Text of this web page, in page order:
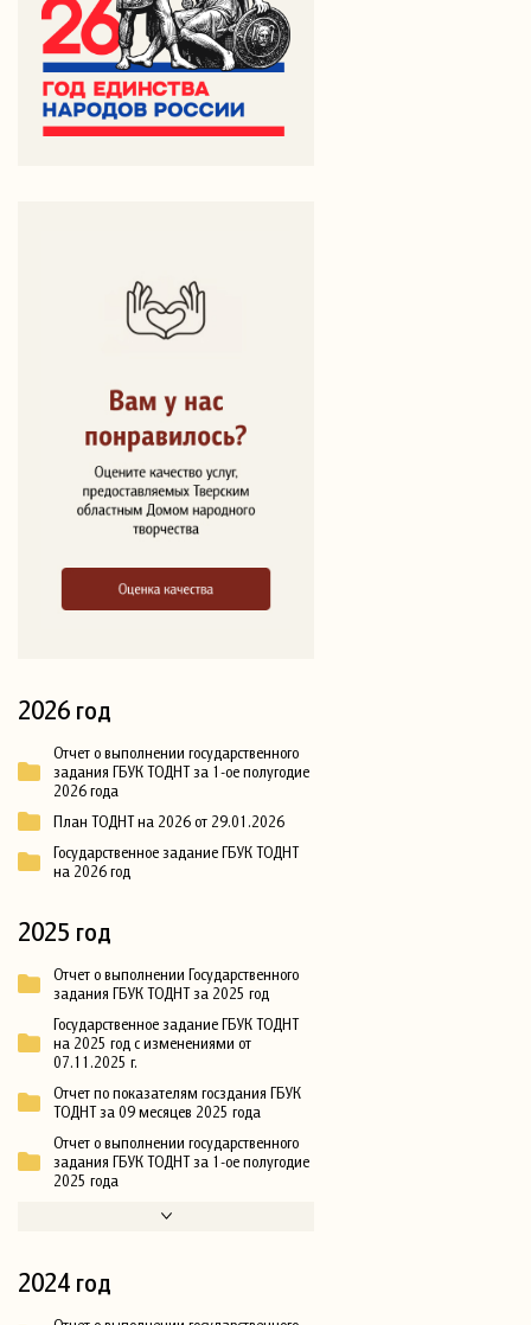
2026 год
Отчет о выполнении государственного
задания ГБУК ТОДНТ за 1-ое полугодие
2026 года
План ТОДНТ на 2026 от 29.01.2026
Государственное задание ГБУК ТОДНТ
на 2026 год
2025 год
Отчет о выполнении Государственного
задания ГБУК ТОДНТ за 2025 год
Государственное задание ГБУК ТОДНТ
на 2025 год с изменениями от
07.11.2025 г.
Отчет по показателям госздания ГБУК
ТОДНТ за 09 месяцев 2025 года
Отчет о выполнении государственного
задания ГБУК ТОДНТ за 1-ое полугодие
2025 года
2024 год